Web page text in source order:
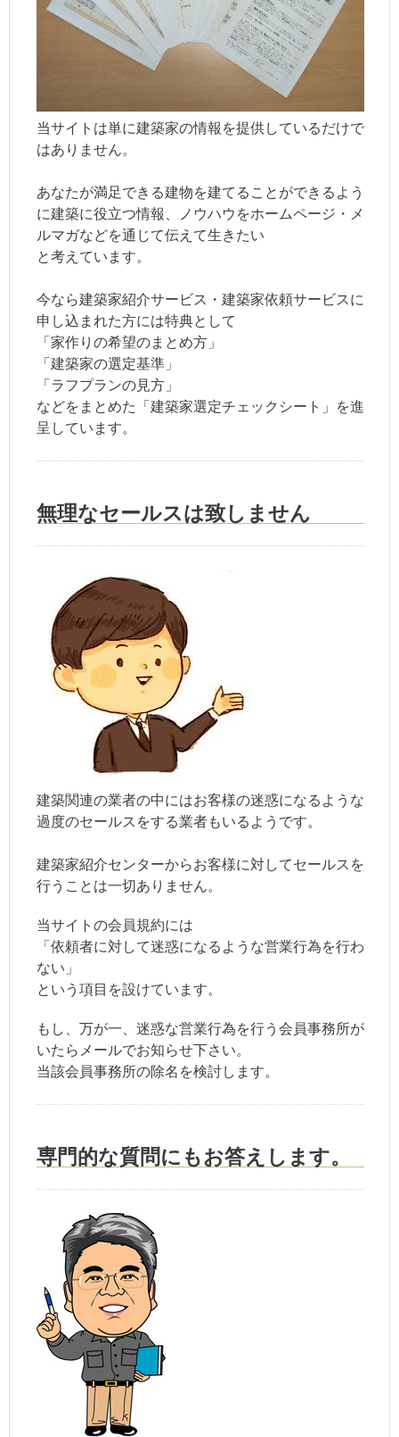
当サイトは単に建築家の情報を提供しているだけで
はありません。
あなたが満足できる建物を建てることができるよう
に建築に役立つ情報、ノウハウをホームページ・メ
ルマガなどを通じて伝えて生きたい
と考えています。
今なら建築家紹介サービス・建築家依頼サービスに
申し込まれた方には特典として
「家作りの希望のまとめ方」
「建築家の選定基準」
「ラフプランの見方」
などをまとめた「建築家選定チェックシート」を進
呈しています。
無理なセールスは致しません
建築関連の業者の中にはお客様の迷惑になるような
過度のセールスをする業者もいるようです。
建築家紹介センターからお客様に対してセールスを
行うことは一切ありません。
当サイトの会員規約には
「依頼者に対して迷惑になるような営業行為を行わ
ない」
という項目を設けています。
もし、万が一、迷惑な営業行為を行う会員事務所が
いたらメールでお知らせ下さい。
当該会員事務所の除名を検討します。
専門的な質問にもお答えします。